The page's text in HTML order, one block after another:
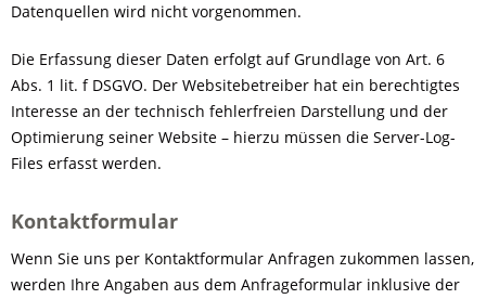
Datenquellen wird nicht vorgenommen.
Die Erfassung dieser Daten erfolgt auf Grundlage von Art. 6
Abs. 1 lit. f DSGVO. Der Websitebetreiber hat ein berechtigtes
Interesse an der technisch fehlerfreien Darstellung und der
Optimierung seiner Website – hierzu müssen die Server-Log-
Files erfasst werden.
Kontaktformular
Wenn Sie uns per Kontaktformular Anfragen zukommen lassen,
werden Ihre Angaben aus dem Anfrageformular inklusive der